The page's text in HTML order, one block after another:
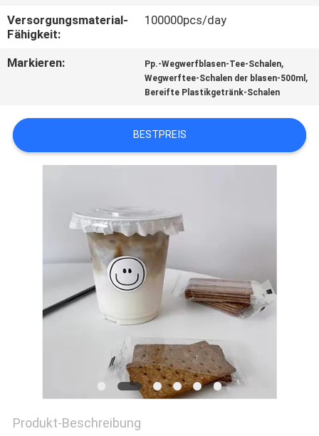
IN
VERBINDUNG
FÄLLE
PRIVACY
POLICY
Versorgungsmaterial-
Fähigkeit:
100000pcs/day
Markieren: Pp.-Wegwerfblasen-Tee-Schalen,
Wegwerftee-Schalen der blasen-500ml ,
Bereifte Plastikgetränk-Schalen
BESTPREIS
Produkt-Beschreibung